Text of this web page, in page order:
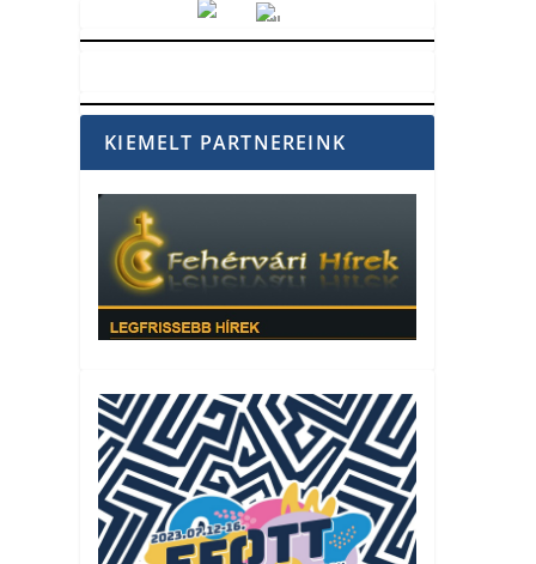
KIEMELT PARTNEREINK